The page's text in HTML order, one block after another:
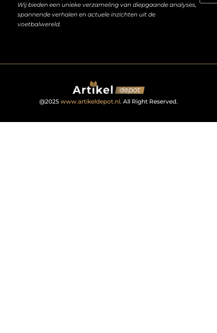
Wij bieden een unieke verzameling van diepgaande analyses,
spannende verhalen en actuele inzichten uit de
voetbalwereld.
@2025 www.artikeldepot.nl. All Right Reserved.